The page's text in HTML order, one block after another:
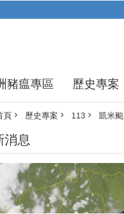
豬瘟專區 歷史專案
頁 歷史專案 113 凱米
消息